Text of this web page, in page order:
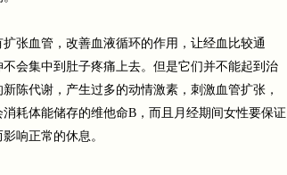
血管，改善血液循环的作用，让经血比较通
会集中到肚子疼痛上去。但是它们并不能起到治
陈代谢，产生过多的动情激素，刺激血管扩张，
耗体能储存的维他命B，而且月经期间女性要保证
响正常的休息。